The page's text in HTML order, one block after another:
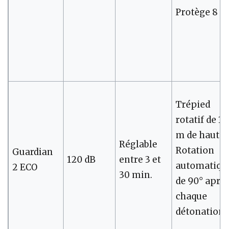
Protège 8
Guardian
2 ECO
120 dB
Réglable
entre 3 et
30 min.
Trépied
rotatif de
m de haut.
Rotation
de 90°
chaque
détonation.